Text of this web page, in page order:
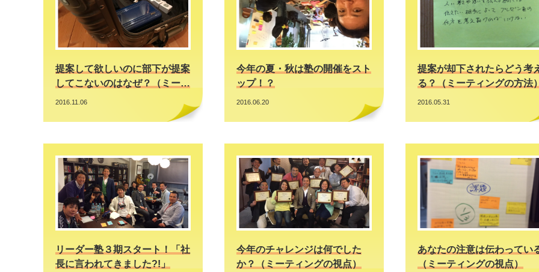
2016.11.06
提案して欲しいのに部下が提案
してこないのはなぜ？（ミー…
2016.06.20
今年の夏・秋は塾の開催をスト
ップ！？
2016.05.31
提案が却下されたらどう考
る？（ミーティングの方法
リーダー塾３期スタート！「社
長に言われてきました?!」
今年のチャレンジは何でした
か？（ミーティングの視点）
あなたの注意は伝わってい
（ミーティングの視点）